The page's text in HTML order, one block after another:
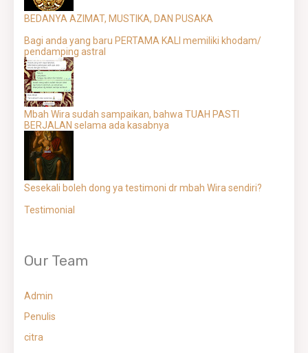
BEDANYA AZIMAT, MUSTIKA, DAN PUSAKA
Bagi anda yang baru PERTAMA KALI memiliki khodam/
pendamping astral
Mbah Wira sudah sampaikan, bahwa TUAH PASTI
BERJALAN selama ada kasabnya
Sesekali boleh dong ya testimoni dr mbah Wira sendiri?
Testimonial
Our Team
Admin
Penulis
citra